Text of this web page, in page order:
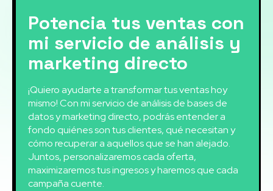
Potencia tus ventas con
mi servicio de análisis y
marketing directo
¡Quiero ayudarte a transformar tus ventas hoy
mismo! Con mi servicio de análisis de bases de
datos y marketing directo, podrás entender a
fondo quiénes son tus clientes, qué necesitan y
cómo recuperar a aquellos que se han alejado.
Juntos, personalizaremos cada oferta,
maximizaremos tus ingresos y haremos que cada
campaña cuente.